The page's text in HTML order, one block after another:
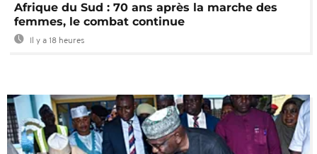
Afrique du Sud : 70 ans après la marche des
femmes, le combat continue
Il y a 18 heures